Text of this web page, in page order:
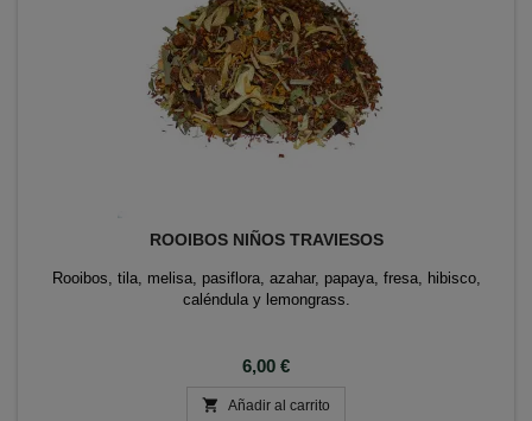
ROOIBOS NIÑOS TRAVIESOS
Rooibos, tila, melisa, pasiflora, azahar, papaya, fresa, hibisco,
caléndula y lemongrass.
Precio
6,00 €
 Añadir al carrito